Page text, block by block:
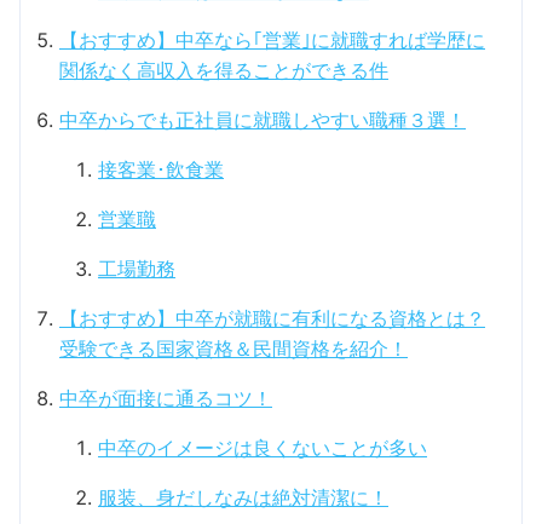
【おすすめ】中卒なら｢営業｣に就職すれば学歴に
関係なく高収入を得ることができる件
中卒からでも正社員に就職しやすい職種３選！
接客業･飲食業
営業職
工場勤務
【おすすめ】中卒が就職に有利になる資格とは？
受験できる国家資格＆民間資格を紹介！
中卒が面接に通るコツ！
中卒のイメージは良くないことが多い
服装、身だしなみは絶対清潔に！